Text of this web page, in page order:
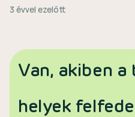
3 évvel ezelőtt
Van, akiben a
helyek